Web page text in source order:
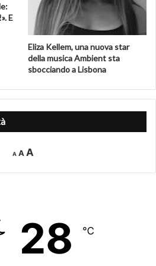
di crescita e di speranza
umani e professionali
Queste sono le
Villanova che da un ventennio
E
Eliza Kellem, una nuova star
della musica Ambient sta
sbocciando a Lisbona
A
Decrease
font
A Reset
size.
A
28 ℃